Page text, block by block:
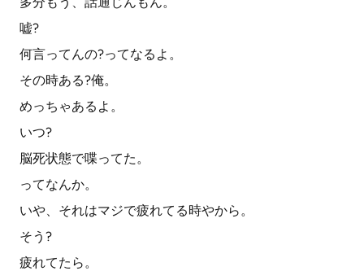
嘘?
何言ってんの?ってなるよ。
その時ある?俺。
めっちゃあるよ。
いつ?
脳死状態で喋ってた。
ってなんか。
いや、それはマジで疲れてる時やから。
そう?
疲れてたら。